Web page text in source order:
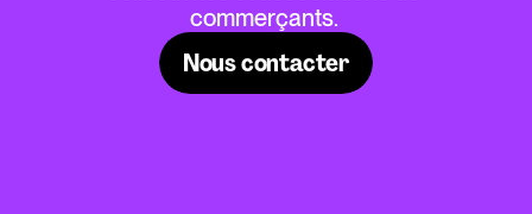
commerçants.
Nous contacter